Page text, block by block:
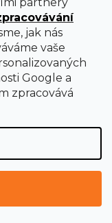
jak nás
vaše
Google a
zpracovává